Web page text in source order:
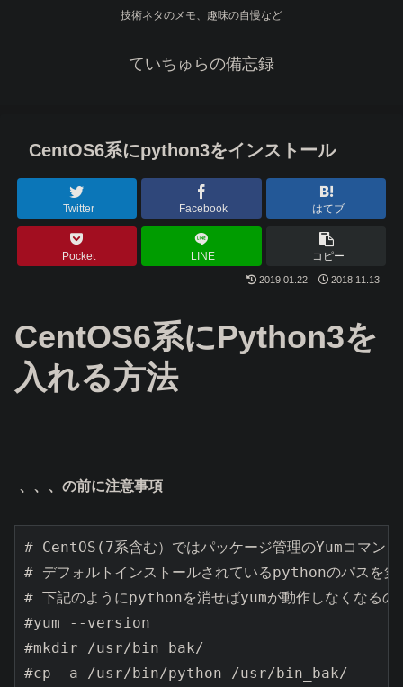
技術ネタのメモ、趣味の自慢など
ていちゅらの備忘録
CentOS6系にpython3をインストール
Twitter Facebook はてブ
Pocket LINE コピー
2019.01.22 2018.11.13
CentOS6系にPython3を
入れる方法
、、、の前に注意事項
# CentOS(7系含む）ではパッケージ管理のYumコマン
# デフォルトインストールされているpythonのパスを変
# 下記のようにpythonを消せばyumが動作しなくなる
#yum --version
#mkdir /usr/bin_bak/
#cp -a /usr/bin/python /usr/bin_bak/